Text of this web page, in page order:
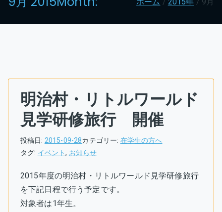
明治村・リトルワールド
見学研修旅行 開催
投稿日: 2015-09-28カテゴリー: 在学生の方へ
タグ: イベント, お知らせ
2015年度の明治村・リトルワールド見学研修旅行
を下記日程で行う予定です。
対象者は1年生。